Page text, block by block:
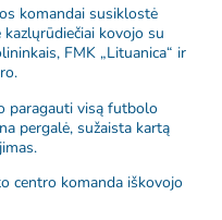
komandai susiklostė
kovojo su
FMK „Lituanica“ ir
paragauti visą futbolo
pergalė, sužaista kartą
centro komanda iškovojo